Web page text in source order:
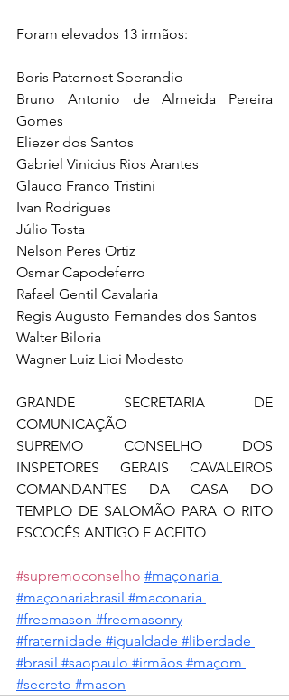
Foram elevados 13 irmãos:
Boris Paternost Sperandio
Bruno Antonio de Almeida Pereira
Gomes
Eliezer dos Santos
Gabriel Vinicius Rios Arantes
Glauco Franco Tristini
Ivan Rodrigues
Júlio Tosta
Nelson Peres Ortiz
Osmar Capodeferro
Rafael Gentil Cavalaria
Regis Augusto Fernandes dos Santos
Walter Biloria
Wagner Luiz Lioi Modesto
GRANDE SECRETARIA DE
COMUNICAÇÃO
SUPREMO CONSELHO DOS
INSPETORES GERAIS CAVALEIROS
COMANDANTES DA CASA DO
TEMPLO DE SALOMÃO PARA O RITO
ESCOCÊS ANTIGO E ACEITO
#supremoconselho #maçonaria
#maçonariabrasil #maconaria
#freemason #freemasonry
#fraternidade #igualdade #liberdade
#brasil #saopaulo #irmãos #maçom
#secreto #mason